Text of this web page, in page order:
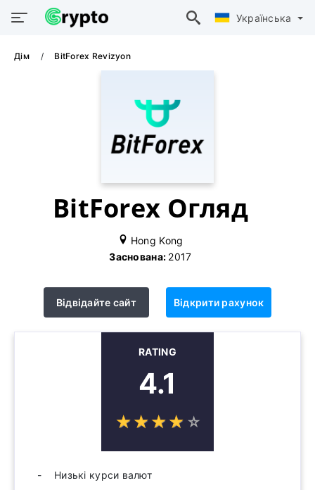
Українська
Дім BitForex Revizyon
BitForex Огляд
Hong Kong
Заснована: 2017
Відвідайте сайт Відкрити рахунок
RATING
4.1
☆☆☆☆ ☆
★★★★ ★
Низькі курси валют